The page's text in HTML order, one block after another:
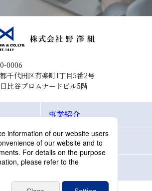
0006
千代田区有楽町1丁目5番2号
比谷プロムナードビル5階
事業紹介
Topics
お問合せ